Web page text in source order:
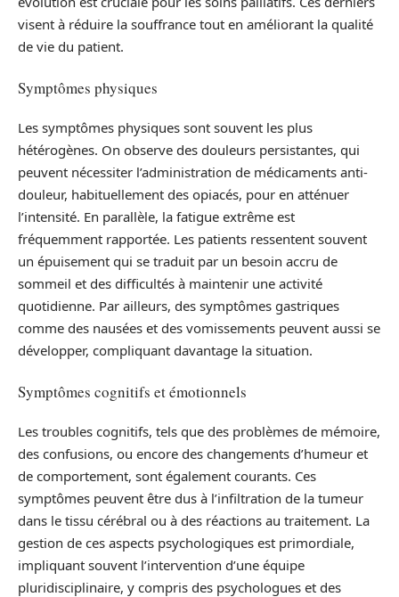
visent à réduire la souffrance tout en améliorant la qualité
de vie du patient.
Symptômes physiques
Les symptômes physiques sont souvent les plus
hétérogènes. On observe des douleurs persistantes, qui
peuvent nécessiter l’administration de médicaments anti-
douleur, habituellement des opiacés, pour en atténuer
l’intensité. En parallèle, la fatigue extrême est
fréquemment rapportée. Les patients ressentent souvent
un épuisement qui se traduit par un besoin accru de
sommeil et des difficultés à maintenir une activité
quotidienne. Par ailleurs, des symptômes gastriques
comme des nausées et des vomissements peuvent aussi se
développer, compliquant davantage la situation.
Symptômes cognitifs et émotionnels
Les troubles cognitifs, tels que des problèmes de mémoire,
des confusions, ou encore des changements d’humeur et
de comportement, sont également courants. Ces
symptômes peuvent être dus à l’infiltration de la tumeur
dans le tissu cérébral ou à des réactions au traitement. La
gestion de ces aspects psychologiques est primordiale,
impliquant souvent l’intervention d’une équipe
pluridisciplinaire, y compris des psychologues et des